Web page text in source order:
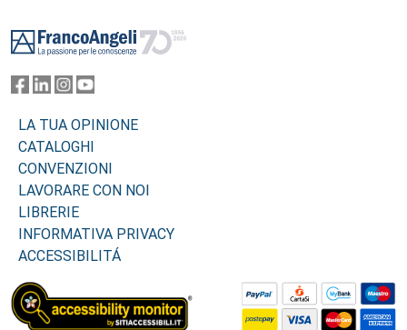
LA TUA OPINIONE
CATALOGHI
CONVENZIONI
LAVORARE CON NOI
LIBRERIE
INFORMATIVA PRIVACY
ACCESSIBILITÁ